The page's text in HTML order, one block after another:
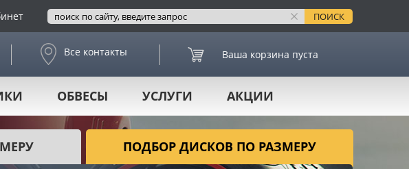
Все контакты Ваша корзина пуста
ОБВЕСЫ УСЛУГИ АКЦИИ
ПОДБОР ДИСКОВ ПО РАЗМЕРУ